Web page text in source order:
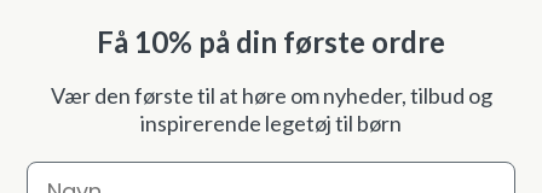
Få 10% på din første ordre
Vær den første til at høre om nyheder, tilbud og
inspirerende legetøj til børn
Navn